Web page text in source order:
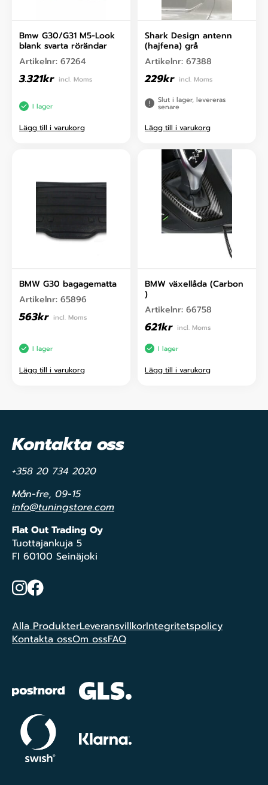
Bmw G30/G31 M5-Look
blank svarta rörändar
Artikelnr: 67264
3.321kr incl. Moms
I lager
Lägg till i varukorg
Shark Design antenn
(hajfena) grå
Artikelnr: 67388
229kr incl. Moms
Slut i lager, levereras
senare
Lägg till i varukorg
BMW G30 bagagematta
Artikelnr: 65896
563kr incl. Moms
I lager
Lägg till i varukorg
BMW växellåda (Carbon
)
Artikelnr: 66758
621kr incl. Moms
I lager
Lägg till i varukorg
Kontakta oss
+358 20 734 2020
Mån-fre, 09-15
info@tuningstore.com
Flat Out Trading Oy
Tuottajankuja 5
FI 60100 Seinäjoki
Instagram
Facebook
Alla ProdukterLeveransvillkorIntegritetspolicy
Kontakta ossOm ossFAQ